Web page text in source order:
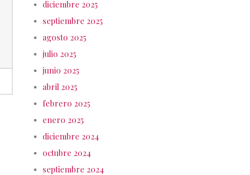
diciembre 2025
septiembre 2025
agosto 2025
julio 2025
junio 2025
abril 2025
febrero 2025
enero 2025
diciembre 2024
octubre 2024
septiembre 2024